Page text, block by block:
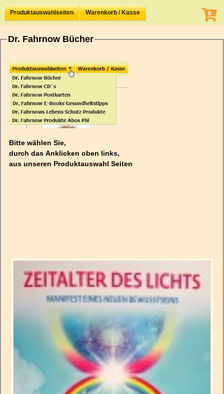
Produktauswahlseiten Warenkorb / Kasse
Dr. Fahrnow Bücher
0
Bitte wählen Sie,
durch das Anklicken oben links,
aus unseren Produktauswahl Seiten